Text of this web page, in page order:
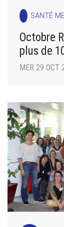
SANTÉ
Octobre
plus de
MER 29 OCT